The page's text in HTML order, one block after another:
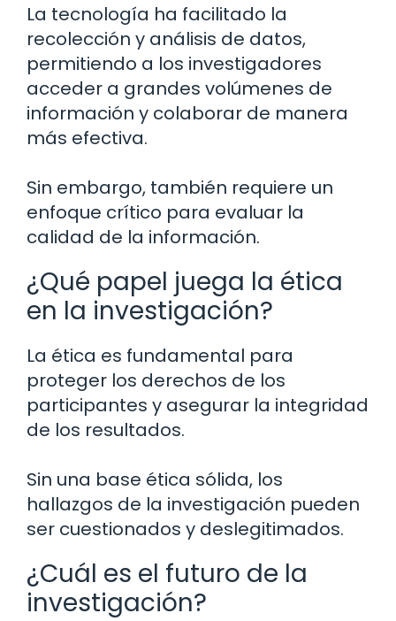
La tecnología ha facilitado la
recolección y análisis de datos,
permitiendo a los investigadores
acceder a grandes volúmenes de
información y colaborar de manera
más efectiva.
Sin embargo, también requiere un
enfoque crítico para evaluar la
calidad de la información.
¿Qué papel juega la ética
en la investigación?
La ética es fundamental para
proteger los derechos de los
participantes y asegurar la integridad
de los resultados.
Sin una base ética sólida, los
hallazgos de la investigación pueden
ser cuestionados y deslegitimados.
¿Cuál es el futuro de la
investigación?